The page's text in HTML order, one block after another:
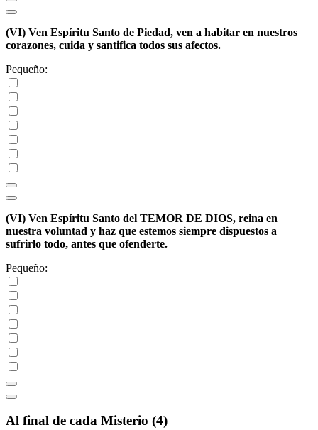
(VI) Ven Espíritu Santo de Piedad, ven a habitar en nuestros
corazones, cuida y santifica todos sus afectos.
Pequeño:
(VI) Ven Espíritu Santo del TEMOR DE DIOS, reina en
nuestra voluntad y haz que estemos siempre dispuestos a
sufrirlo todo, antes que ofenderte.
Pequeño:
Al final de cada Misterio (4)